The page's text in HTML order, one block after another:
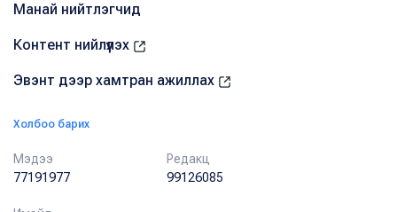
Манай нийтлэгчид
Контент нийлүүлэх
Эвэнт дээр хамтран ажиллах
Холбоо барих
Мэдээ
77191977
Редакц
99126085